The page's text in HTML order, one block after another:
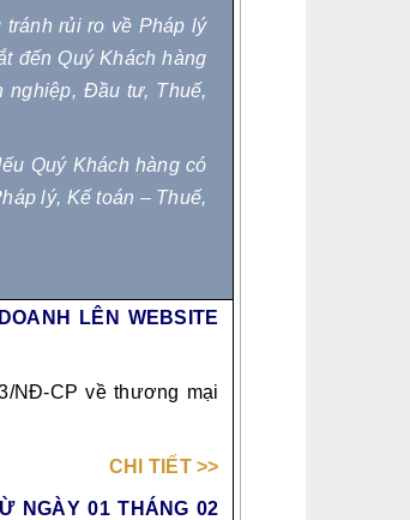
rủi ro về Pháp lý
đến Quý Khách hàng
nghiệp, Đầu tư, Thuế,
Quý Khách hàng có
lý, Kế toán – Thuế,
LÊN WEBSITE
NĐ-CP về thương mại
CHI TIẾT >>
NGÀY 01 THÁNG 02